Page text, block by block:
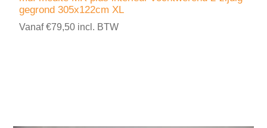
gegrond 305x122cm XL
Vanaf €79,50 incl. BTW